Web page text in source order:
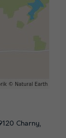
Charny,